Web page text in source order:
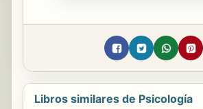
Libros similares de Psicología